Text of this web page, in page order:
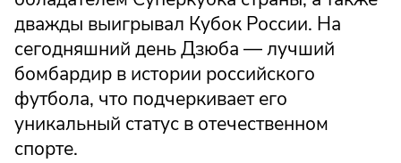
дважды выигрывал Кубок России. На
сегодняшний день Дзюба — лучший
бомбардир в истории российского
футбола, что подчеркивает его
уникальный статус в отечественном
спорте.